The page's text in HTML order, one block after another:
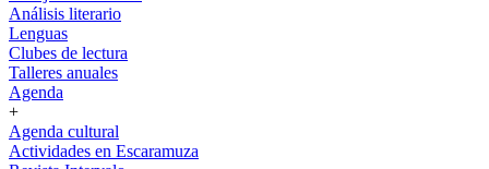
Análisis literario
Lenguas
Clubes de lectura
Talleres anuales
Agenda
+
Agenda cultural
Actividades en Escaramuza